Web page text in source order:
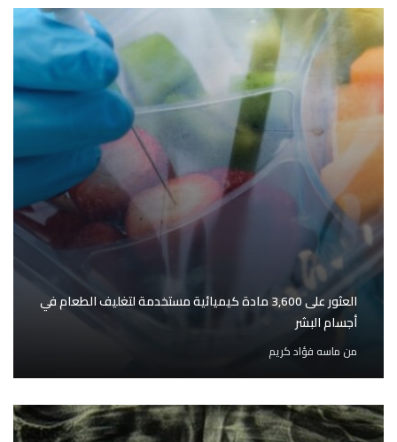
العثور على 3,600 مادة كيميائية مستخدمة لتغليف الطعام في
أجسام البشر
من ماسه فؤاد كريم